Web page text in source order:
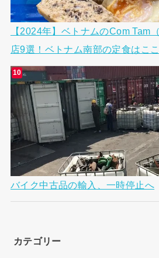
【2024年】ベトナムのCom Tam
店9選！ベトナム南部の定食はこ
バイク中古品の輸入、一時停止へ
カテゴリー